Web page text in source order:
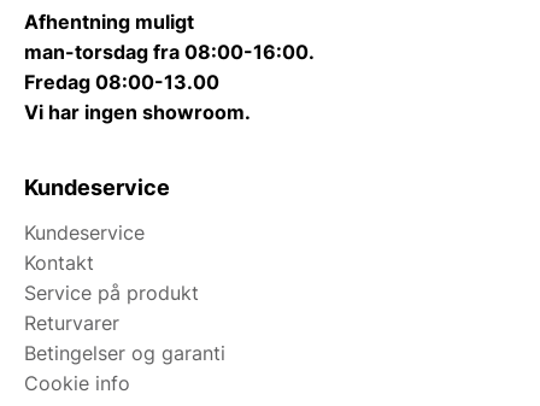
Afhentning muligt
man-torsdag fra 08:00-16:00.
Fredag 08:00-13.00
Vi har ingen showroom.
Kundeservice
Kundeservice
Kontakt
Service på produkt
Returvarer
Betingelser og garanti
Cookie info